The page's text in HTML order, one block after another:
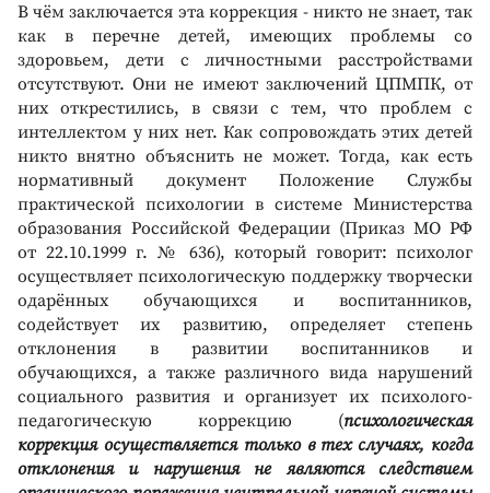
В чём заключается эта коррекция - никто не знает, так
как в перечне детей, имеющих проблемы со
здоровьем, дети с личностными расстройствами
отсутствуют. Они не имеют заключений ЦПМПК, от
них открестились, в связи с тем, что проблем с
интеллектом у них нет. Как сопровождать этих детей
никто внятно объяснить не может. Тогда, как есть
нормативный документ Положение Службы
практической психологии в системе Министерства
образования Российской Федерации (Приказ МО РФ
от 22.10.1999 г. № 636), который говорит: психолог
осуществляет психологическую поддержку творчески
одарённых обучающихся и воспитанников,
содействует их развитию, определяет степень
отклонения в развитии воспитанников и
обучающихся, а также различного вида нарушений
социального развития и организует их психолого-
педагогическую коррекцию (психологическая
коррекция осуществляется только в тех случаях, когда
отклонения и нарушения не являются следствием